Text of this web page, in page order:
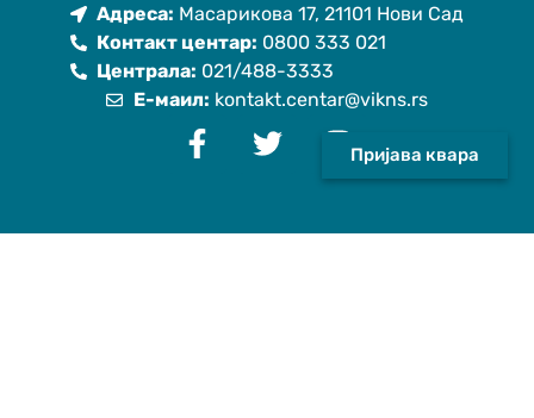
Пријава квара
Адреса: Масарикова 17, 21101 Нови Сад
Контакт центар: 0800 333 021
Централа: 021/488-3333
Е-маил: kontakt.centar@vikns.rs